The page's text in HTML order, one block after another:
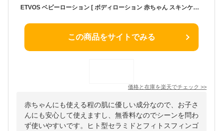
ETVOS ベビーローション [ ボディローション 赤ちゃん スキンケア ベビー 子供 保湿 ヒアルロン酸 セラミド アミノ酸 ] エトヴォス スキンケア 化粧水
この商品をサイトでみる
価格と在庫を楽天でチェック >>
赤ちゃんにも使える程の肌に優しい成分なので、お子さ
んにも安心して使えますし、無香料なのでシーンを問わ
ず使いやすいです。ヒト型セラミドとフィトスフィンゴ